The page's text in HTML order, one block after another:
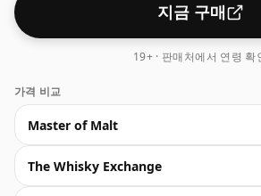
지금 구매
19+ · 판매처에서 연령 확
가격 비교
Master of Malt
The Whisky Exchange